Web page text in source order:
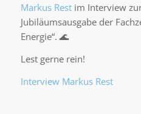
Markus Restim Interview
Jubiläumsausgabe der
Energie“. 🌊
Lest gerne rein!
Interview Markus Rest